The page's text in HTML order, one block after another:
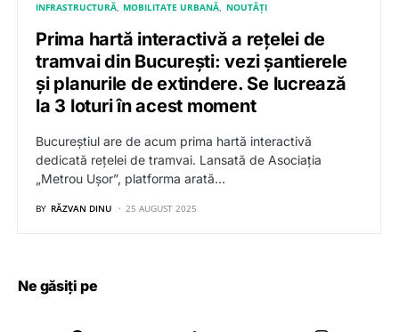
INFRASTRUCTURĂ MOBILITATE URBANĂ NOUTĂȚI
Prima hartă interactivă a rețelei de
tramvai din București: vezi șantierele
și planurile de extindere. Se lucrează
la 3 loturi în acest moment
Bucureștiul are de acum prima hartă interactivă
dedicată rețelei de tramvai. Lansată de Asociația
„Metrou Ușor”, platforma arată…
BY RĂZVAN DINU 25 AUGUST 2025
Ne găsiți pe